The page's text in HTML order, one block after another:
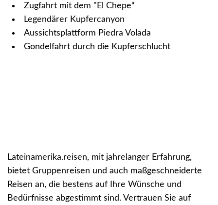
Zugfahrt mit dem "El Chepe“
Legendärer Kupfercanyon
Aussichtsplattform Piedra Volada
Gondelfahrt durch die Kupferschlucht
Lateinamerika.reisen, mit jahrelanger Erfahrung,
bietet Gruppenreisen und auch maßgeschneiderte
Reisen an, die bestens auf Ihre Wünsche und
Bedürfnisse abgestimmt sind. Vertrauen Sie auf